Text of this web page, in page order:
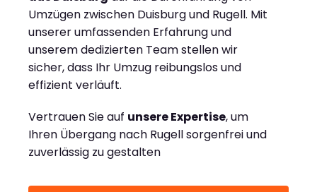
Umzügen zwischen Duisburg und Rugell. Mit
unserer umfassenden Erfahrung und
unserem dedizierten Team stellen wir
sicher, dass Ihr Umzug reibungslos und
effizient verläuft.
Vertrauen Sie auf unsere Expertise, um
Ihren Übergang nach Rugell sorgenfrei und
zuverlässig zu gestalten